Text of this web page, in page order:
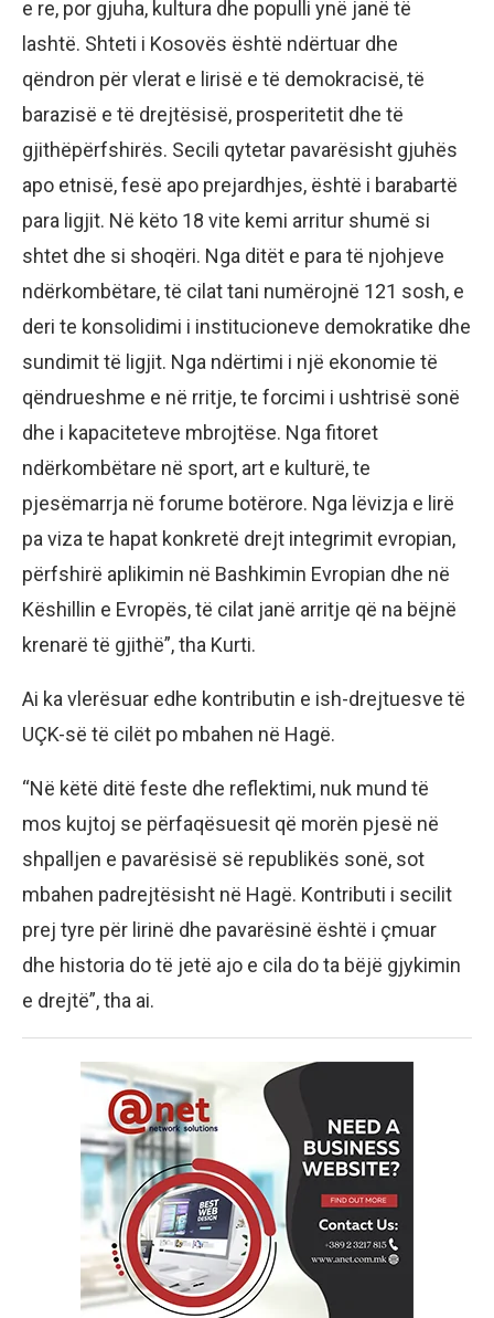
e re, por gjuha, kultura dhe populli ynë janë të
lashtë. Shteti i Kosovës është ndërtuar dhe
qëndron për vlerat e lirisë e të demokracisë, të
barazisë e të drejtësisë, prosperitetit dhe të
gjithëpërfshirës. Secili qytetar pavarësisht gjuhës
apo etnisë, fesë apo prejardhjes, është i barabartë
para ligjit. Në këto 18 vite kemi arritur shumë si
shtet dhe si shoqëri. Nga ditët e para të njohjeve
ndërkombëtare, të cilat tani numërojnë 121 sosh, e
deri te konsolidimi i institucioneve demokratike dhe
sundimit të ligjit. Nga ndërtimi i një ekonomie të
qëndrueshme e në rritje, te forcimi i ushtrisë sonë
dhe i kapaciteteve mbrojtëse. Nga fitoret
ndërkombëtare në sport, art e kulturë, te
pjesëmarrja në forume botërore. Nga lëvizja e lirë
pa viza te hapat konkretë drejt integrimit evropian,
përfshirë aplikimin në Bashkimin Evropian dhe në
Këshillin e Evropës, të cilat janë arritje që na bëjnë
krenarë të gjithë”, tha Kurti.
Ai ka vlerësuar edhe kontributin e ish-drejtuesve të
UÇK-së të cilët po mbahen në Hagë.
“Në këtë ditë feste dhe reflektimi, nuk mund të
mos kujtoj se përfaqësuesit që morën pjesë në
shpalljen e pavarësisë së republikës sonë, sot
mbahen padrejtësisht në Hagë. Kontributi i secilit
prej tyre për lirinë dhe pavarësinë është i çmuar
dhe historia do të jetë ajo e cila do ta bëjë gjykimin
e drejtë”, tha ai.